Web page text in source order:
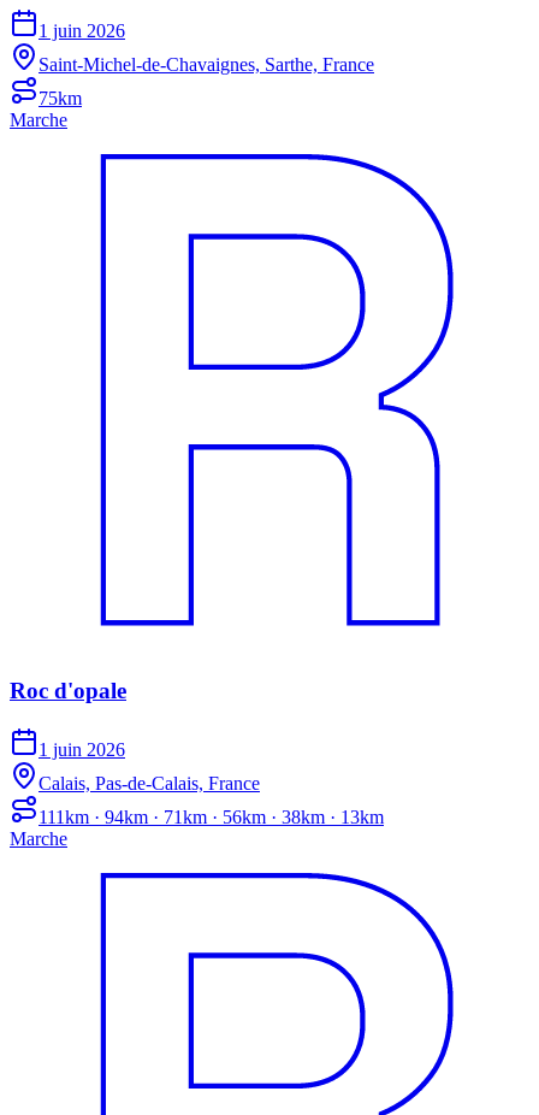
1 juin 2026
Saint-Michel-de-Chavaignes, Sarthe, France
75km
Marche
Roc d'opale
1 juin 2026
Calais, Pas-de-Calais, France
111km · 94km · 71km · 56km · 38km · 13km
Marche